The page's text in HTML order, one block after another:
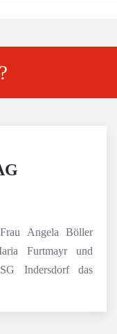
Angela Böller
Furtmayr und
Indersdorf das